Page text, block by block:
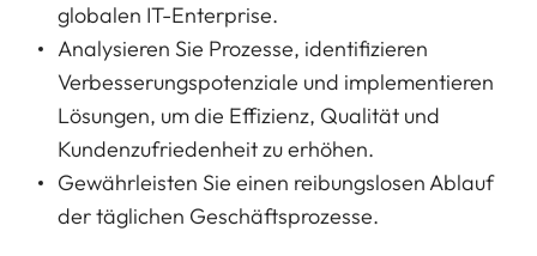
globalen IT-Enterprise.
Analysieren Sie Prozesse, identifizieren
Verbesserungspotenziale und implementieren
Lösungen, um die Effizienz, Qualität und
Kundenzufriedenheit zu erhöhen.
Gewährleisten Sie einen reibungslosen Ablauf
der täglichen Geschäftsprozesse.